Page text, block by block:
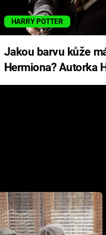
HARRY POTTER
Jakou barvu kůže
Hermiona? Autorka
Pottera přišla s